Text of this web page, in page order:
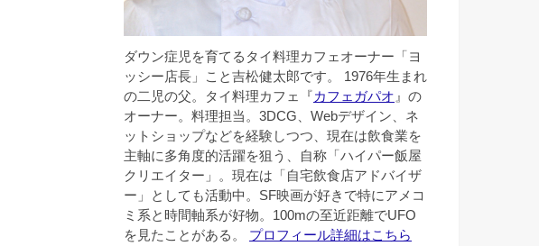
ダウン症児を育てるタイ料理カフェオーナー「ヨ
ッシー店長」こと吉松健太郎です。 1976年生まれ
の二児の父。タイ料理カフェ『カフェガパオ』の
オーナー。料理担当。3DCG、Webデザイン、ネ
ットショップなどを経験しつつ、現在は飲食業を
主軸に多角度的活躍を狙う、自称「ハイパー飯屋
クリエイター」。現在は「自宅飲食店アドバイザ
ー」としても活動中。SF映画が好きで特にアメコ
ミ系と時間軸系が好物。100mの至近距離でUFO
を見たことがある。 プロフィール詳細はこちら